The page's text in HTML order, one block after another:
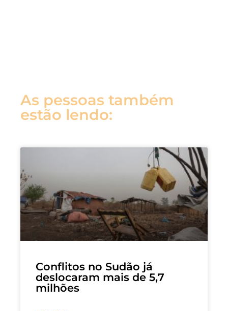
As pessoas também
estão lendo:
Conflitos no Sudão já
deslocaram mais de 5,7
milhões